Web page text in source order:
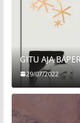
GITU AJA
29/07/2022